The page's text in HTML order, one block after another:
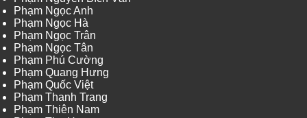
Phạm Ngọc Anh
Phạm Ngọc Hà
Phạm Ngọc Trân
Phạm Ngọc Tân
Phạm Phú Cường
Phạm Quang Hưng
Phạm Quốc Việt
Phạm Thanh Trang
Phạm Thiên Nam